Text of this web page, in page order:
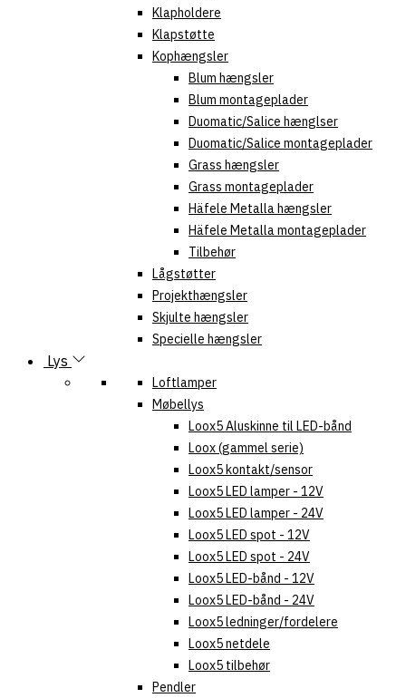
Klapholdere
Klapstøtte
Kophængsler
Blum hængsler
Blum montageplader
Duomatic/Salice hænglser
Duomatic/Salice montageplader
Grass hængsler
Grass montageplader
Häfele Metalla hængsler
Häfele Metalla montageplader
Tilbehør
Lågstøtter
Projekthængsler
Skjulte hængsler
Specielle hængsler
Lys
Loftlamper
Møbellys
Loox5 Aluskinne til LED-bånd
Loox (gammel serie)
Loox5 kontakt/sensor
Loox5 LED lamper - 12V
Loox5 LED lamper - 24V
Loox5 LED spot - 12V
Loox5 LED spot - 24V
Loox5 LED-bånd - 12V
Loox5 LED-bånd - 24V
Loox5 ledninger/fordelere
Loox5 netdele
Loox5 tilbehør
Pendler